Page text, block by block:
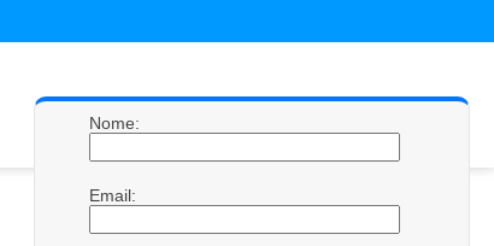
Nome:
Email: